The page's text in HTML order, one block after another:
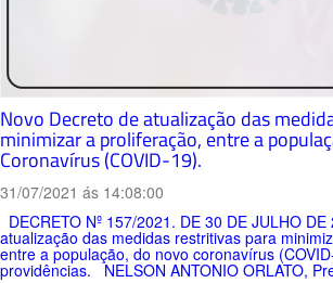
Novo Decreto de atualização das
minimizar a proliferação, entre a
Coronavírus (COVID-19).
31/07/2021 ás 14:08:00
DECRETO Nº 157/2021. DE 30 DE JULHO
atualização das medidas restritivas para
entre a população, do novo coronavírus
providências. NELSON ANTONIO ORLATO,